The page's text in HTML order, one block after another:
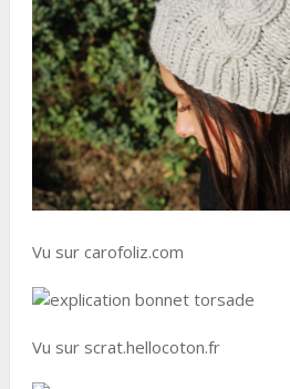
Vu sur carofoliz.com
Vu sur scrat.hellocoton.fr